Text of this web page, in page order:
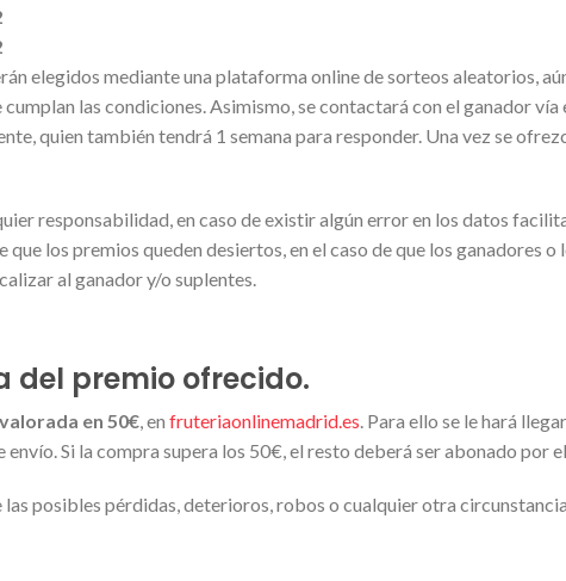
elegidos mediante una plataforma online de sorteos aleatorios,
las condiciones. Asimismo, se contactará con el ganador vía
quien también tendrá 1 semana para responder. Una vez se
responsabilidad, en caso de existir algún error en los datos
que los premios queden desiertos, en el caso de que los ganadores
al ganador y/o suplentes.
del premio ofrecido.
en 50€, en fruteriaonlinemadrid.es. Para ello se le hará
Si la compra supera los 50€, el resto deberá ser abonado por
las posibles pérdidas, deterioros, robos o cualquier otra